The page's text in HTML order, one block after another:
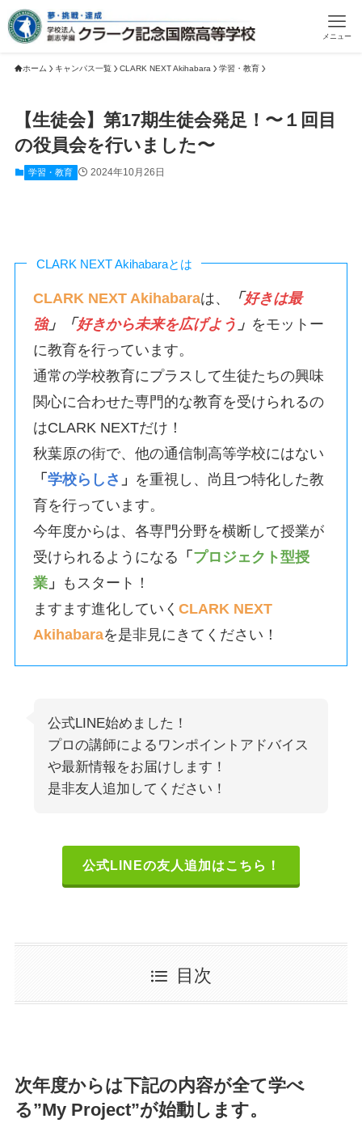
メニュー
ホーム キャンパス一覧 CLARK NEXT Akihabara 学習・教育
【生徒会】第17期生徒会発足！〜１回目
の役員会を行いました〜
学習・教育 2024年10月26日
CLARK NEXT Akihabaraとは
CLARK NEXT Akihabaraは、 「 好きは最
強」「 好きから未来を広げよう 」 をモットー
に教育を行っています。
通常の学校教育にプラスして生徒たちの興味
関心に合わせた専門的な教育を受けられるの
はCLARK NEXTだけ！
秋葉原の街で、他の通信制高等学校にはない
「学校らしさ 」 を重視し、尚且つ特化した教
育を行っています。
今年度からは、各専門分野を横断して授業が
受けられるようになる 「 プロジェクト型授
業 」
もスタート！
ますます進化していくCLARK NEXT
Akihabaraを是非見にきてください！
公式LINE始めました！
プロの講師によるワンポイントアドバイス
や最新情報をお届けします！
是非友人追加してください！
公式LINEの友人追加はこちら！
目次
次年度からは下記の内容が全て学べ
る”My Project”が始動します。